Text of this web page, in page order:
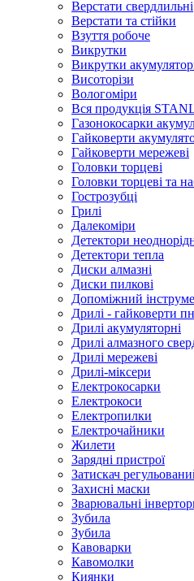
Верстати свердлильні
Верстати та стійки
Взуття робоче
Викрутки
Викрутки
Висоторізи
Вологоміри
Вся продукція
Газонокосарки
Гайковерти
Гайковерти мережеві
Головки торцеві
Головки торцеві та
Гострозубці
Грилі
Далекоміри
Детектори
Детектори тепла
Диски алмазні
Диски пилкові
Допоміжний
Дрилі - гайковерти
Дрилі акумуляторні
Дрилі алмазного
Дрилі мережеві
Дрилі-міксери
Електрокосарки
Електрокоси
Електропилки
Електрочайники
Жилети
Зарядні пристрої
Затискач
Захисні маски
Зварювальні
Зубила
Зубила
Кавоварки
Кавомолки
Киянки